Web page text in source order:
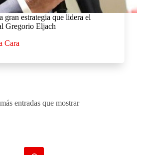
gran estrategia que lidera el
Gregorio Eljach
Cara
entradas que mostrar